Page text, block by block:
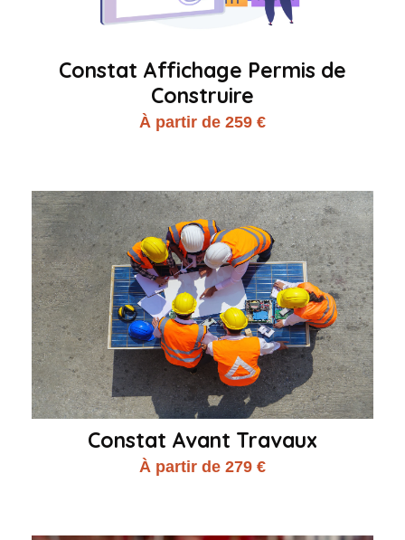
Constat Affichage Permis de
Construire
À partir de 259 €
Constat Avant Travaux
À partir de 279 €